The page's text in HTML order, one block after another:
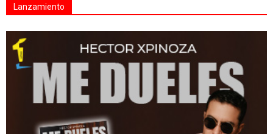
Lanzamiento